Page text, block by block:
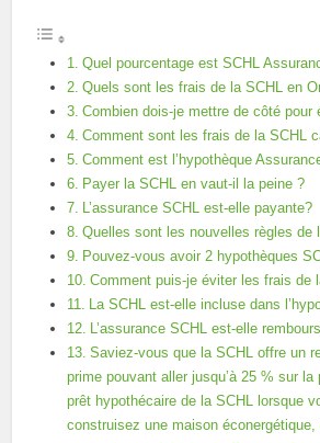
Quel pourcentage est SCHL
Quels sont les frais de la SCHL en
Combien dois-je mettre de côté pour
Comment sont les frais de la SCHL
Comment est l’hypothèque
Payer la SCHL en vaut-il la peine ?
L’assurance SCHL est-elle payante?
Quelles sont les nouvelles règles de
Pouvez-vous avoir 2 hypothèques
Comment puis-je éviter les frais de
La SCHL est-elle incluse dans
L’assurance SCHL est-elle
Saviez-vous que la SCHL offre un
prime pouvant aller jusqu’à 25 % sur la
prêt hypothécaire de la SCHL lorsque
construisez une maison